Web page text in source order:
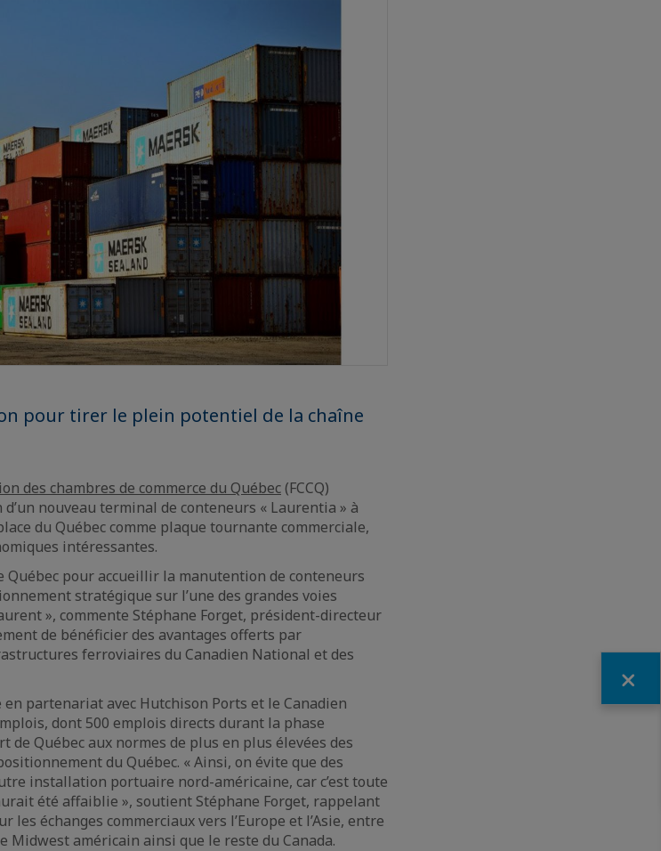
pour tirer le plein potentiel de la chaîne
des chambres de commerce du Québec (FCCQ)
nouveau terminal de conteneurs « Laurentia » à
du Québec comme plaque tournante commerciale,
intéressantes.
Québec pour accueillir la manutention de conteneurs
stratégique sur l’une des grandes voies
», commente Stéphane Forget, président-directeur
de bénéficier des avantages offerts par
ferroviaires du Canadien National et des
partenariat avec Hutchison Ports et le Canadien
dont 500 emplois directs durant la phase
Québec aux normes de plus en plus élevées des
du Québec. « Ainsi, on évite que des
installation portuaire nord-américaine, car c’est toute
été affaiblie », soutient Stéphane Forget, rappelant
les échanges commerciaux vers l’Europe et l’Asie, entre
américain ainsi que le reste du Canada.